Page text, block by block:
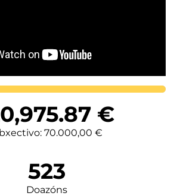
Lortutakoa
€
70.000,00 €
523
Doazóns